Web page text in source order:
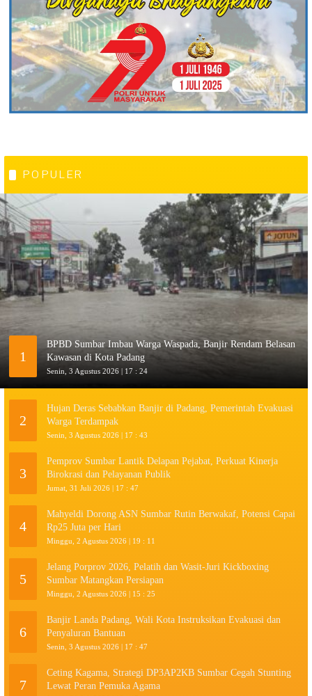
POPULER
1
BPBD Sumbar Imbau Warga Waspada, Banjir Rendam Belasan
Kawasan di Kota Padang
Senin, 3 Agustus 2026 | 17 : 24
2
Hujan Deras Sebabkan Banjir di Padang, Pemerintah Evakuasi
Warga Terdampak
Senin, 3 Agustus 2026 | 17 : 43
3
Pemprov Sumbar Lantik Delapan Pejabat, Perkuat Kinerja
Birokrasi dan Pelayanan Publik
Jumat, 31 Juli 2026 | 17 : 47
4
Mahyeldi Dorong ASN Sumbar Rutin Berwakaf, Potensi Capai
Rp25 Juta per Hari
Minggu, 2 Agustus 2026 | 19 : 11
5
Jelang Porprov 2026, Pelatih dan Wasit-Juri Kickboxing
Sumbar Matangkan Persiapan
Minggu, 2 Agustus 2026 | 15 : 25
6
Banjir Landa Padang, Wali Kota Instruksikan Evakuasi dan
Penyaluran Bantuan
Senin, 3 Agustus 2026 | 17 : 47
7
Ceting Kagama, Strategi DP3AP2KB Sumbar Cegah Stunting
Lewat Peran Pemuka Agama